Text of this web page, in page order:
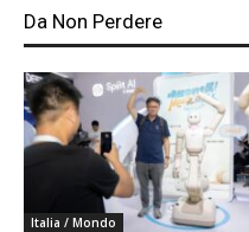
Da Non Perdere
Italia / Mondo